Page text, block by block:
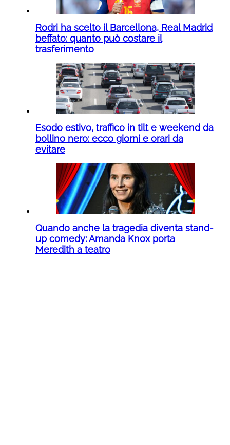
Rodri ha scelto il Barcellona, Real Madrid
beffato: quanto può costare il
trasferimento
Esodo estivo, traffico in tilt e weekend da
bollino nero: ecco giorni e orari da
evitare
Quando anche la tragedia diventa stand-
up comedy: Amanda Knox porta
Meredith a teatro